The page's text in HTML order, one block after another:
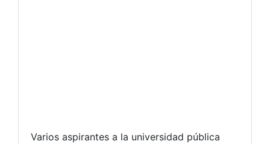
Varios aspirantes a la universidad pública